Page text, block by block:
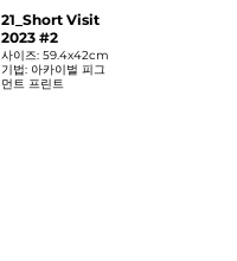
21_Short Visit
2023 #2
사이즈: 59.4x42cm
기법: 아카이벌 피그
먼트 프린트